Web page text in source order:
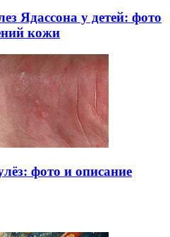
Ядассона у детей: фото
кожи
фото и описание